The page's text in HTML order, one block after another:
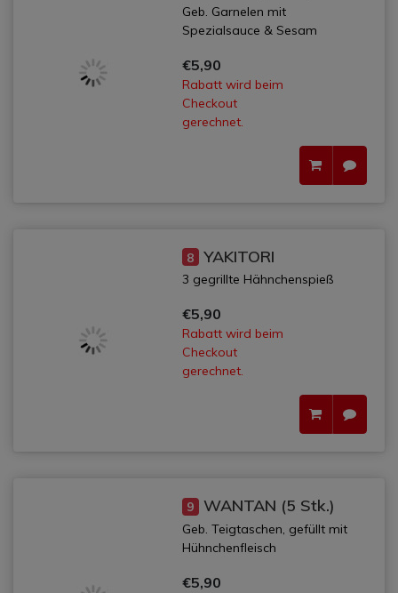
Geb. Garnelen mit
Spezialsauce & Sesam
€5,90
Rabatt wird beim
Checkout
gerechnet.
8 YAKITORI
3 gegrillte Hähnchenspieß
€5,90
Rabatt wird beim
Checkout
gerechnet.
9 WANTAN (5 Stk.)
Geb. Teigtaschen, gefüllt mit
Hühnchenfleisch
€5,90